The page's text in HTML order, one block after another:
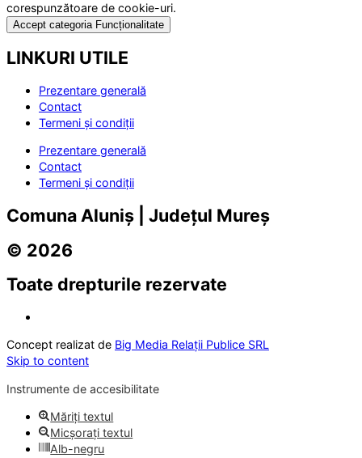
corespunzătoare de cookie-uri.
Accept categoria Funcționalitate
LINKURI UTILE
Prezentare generală
Contact
Termeni și condiții
Prezentare generală
Contact
Termeni și condiții
Comuna Aluniș | Județul Mureș
© 2026
Toate drepturile rezervate
Concept realizat de Big Media Relații Publice SRL
Skip to content
Instrumente de accesibilitate
Măriți textul
Micșorați textul
Alb-negru